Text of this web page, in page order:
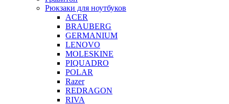
Рюкзаки для ноутбуков
ACER
BRAUBERG
GERMANIUM
LENOVO
MOLESKINE
PIQUADRO
POLAR
Razer
REDRAGON
RIVA